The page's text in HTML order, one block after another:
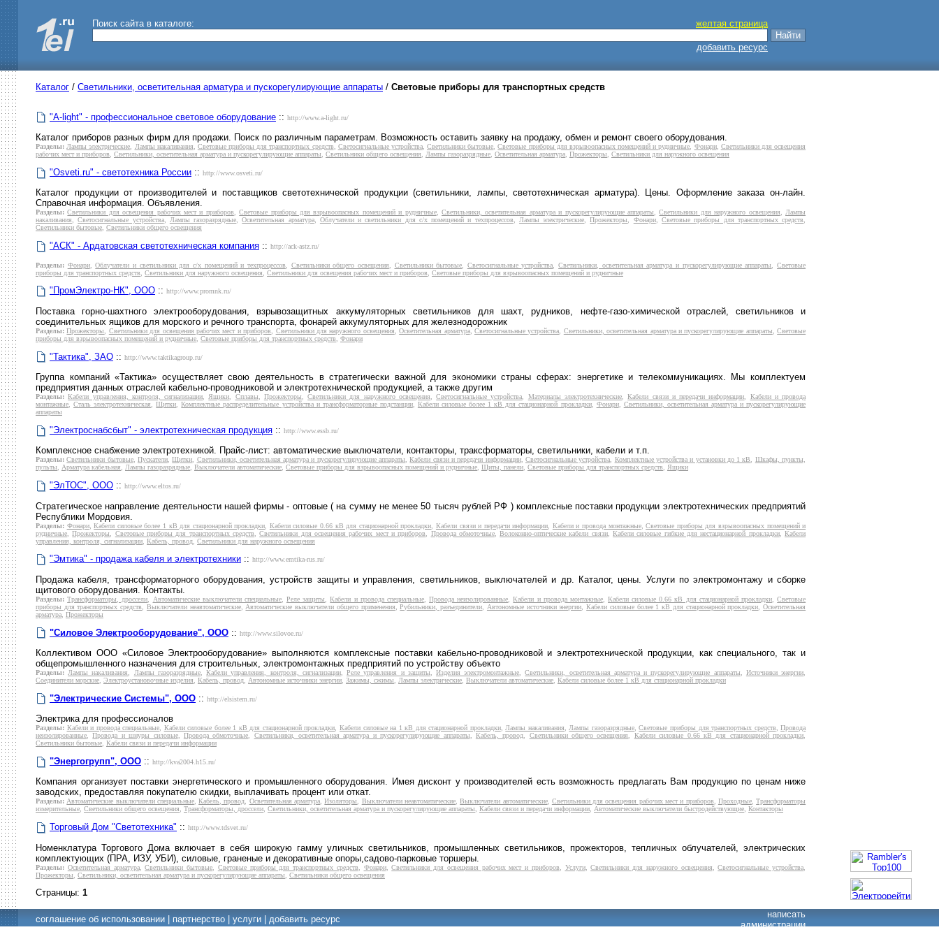
Поиск сайта в каталоге: желтая страница
добавить ресурс
Каталог / Светильники, осветительная арматура и пускорегулирующие аппараты / Световые приборы для транспортных средств
"A-light" - профессиональное световое оборудование :: http://www.a-light.ru/
Каталог приборов разных фирм для продажи. Поиск по различным параметрам. Возможность оставить заявку на продажу, обмен и ремонт своего оборудования.
Разделы: Лампы электрические, Лампы накаливания, Световые приборы для транспортных средств, Светосигнальные устройства,Светильники бытовые,Световые приборы для взрывоопасных помещений и рудничные, Фонари, Светильники для освещения
рабочих мест и приборов, Светильники, осветительная арматура и пускорегулирующие аппараты, Светильники общего освещения, Лампы газоразрядные, Осветительная арматура, Прожекторы, Светильники для наружного освещения
"Osveti.ru" - светотехника России :: http://www.osveti.ru/
Каталог продукции от производителей и поставщиков светотехнической продукции (светильники, лампы, светотехническая арматура). Цены. Оформление заказа он-лайн.
Справочная информация. Объявления.
Разделы: Светильники для освещения рабочих мест и приборов,Световые приборы для взрывоопасных помещений и рудничные,Светильники, осветительная арматура и пускорегулирующие аппараты,Светильники для наружного освещения,Лампы
накаливания,Светосигнальные устройства, Лампы газоразрядные,Осветительная арматура, Облучатели и светильники для с/х помещений и техпроцессов, Лампы электрические,Прожекторы, Фонари,Световые приборы для транспортных средств,
Светильники бытовые, Светильники общего освещения
"АСК" - Ардатовская светотехническая компания :: http://ack-astz.ru/
Разделы: Фонари,Облучатели и светильники для с/х помещений и техпроцессов, Светильники общего освещения Светильники бытовые Светосигнальные устройства ,Светильники, осветительная арматура и пускорегулирующие аппараты ,Световые
приборы для транспортных средств Светильники для наружного освещения Светильники для освещения рабочих мест и приборов Световые приборы для взрывоопасных помещений и рудничные
"ПромЭлектро-НК", ООО :: http://www.promnk.ru/
Поставка горно-шахтного электрооборудования, взрывозащитных аккумуляторных светильников для шахт, рудников, нефте-газо-химической отраслей, светильников и
соединительных ящиков для морского и речного транспорта, фонарей аккумуляторных для железнодорожник
Разделы: Прожекторы Светильники для освещения рабочих мест и приборов Светильники для наружного освещения ,Осветительная арматура, Светосигнальные устройства Светильники, осветительная арматура и пускорегулирующие аппараты ,Световые
приборы для взрывоопасных помещений и рудничные Световые приборы для транспортных средств Фонари
"Тактика", ЗАО :: http://www.taktikagroup.ru/
Группа компаний «Тактика» осуществляет свою деятельность в стратегически важной для экономики страны сферах: энергетике и телекоммуникациях. Мы комплектуем
предприятия данных отраслей кабельно-проводниковой и электротехнической продукцией, а также другим
Разделы: Кабели управления, контроля, сигнализации Ящики Сплавы Прожекторы ,Светильники для наружного освещения ,Светосигнальные устройства Материалы электротехнические,Кабели связи и передачи информации
Кабели и провода
монтажные ,Сталь электротехническая ,Щитки ,Комплектные распределительные устройства и трансформаторные подстанции, Кабели силовые более 1 кВ для стационарной прокладки, Фонари, Светильники, осветительная арматура и пускорегулирующие
аппараты
"Электроснабсбыт" - электротехническая продукция :: http://www.essb.ru/
Комплексное снабжение электротехникой. Прайс-лист: автоматические выключатели, контакторы, траксформаторы, светильники, кабели и т.п.
Разделы: Светильники бытовые, Пускатели,Щитки, Светильники, осветительная арматура и пускорегулирующие аппараты,Кабели связи и передачи информации, Светосигнальные устройства, Комплектные устройства и установки до 1 кВ, Шкафы, пункты,
пульты, Арматура кабельная, Лампы газоразрядные, Выключатели автоматические, Световые приборы для взрывоопасных помещений и рудничные, Щиты, панели, Световые приборы для транспортных средств, Ящики
"ЭлТОС", ООО :: http://www.eltos.ru/
Стратегическое направление деятельности нашей фирмы - оптовые ( на сумму не менее 50 тысяч рублей РФ ) комплексные поставки продукции электротехнических предприятий
Республики Мордовия.
Разделы: Фонари,Кабели силовые более 1 кВ для стационарной прокладки Кабели силовые 0.66 кВ для стационарной прокладки Кабели связи и передачи информации Кабели и провода монтажные,Световые приборы для взрывоопасных помещений и
рудничные ,Прожекторы Световые приборы для транспортных средств,Светильники для освещения рабочих мест и приборов Провода обмоточные,Волоконно-оптические кабели связи,Кабели силовые гибкие для нестационарной прокладки,Кабели
управления, контроля, сигнализации Кабель, провод Светильники для наружного освещения
"Эмтика" - продажа кабеля и электротехники :: http://www.emtika-rus.ru/
Продажа кабеля, трансформаторного оборудования, устройств защиты и управления, светильников, выключателей и др. Каталог, цены. Услуги по электромонтажу и сборке
щитового оборудования. Контакты.
Разделы: Трансформаторы, дроссели Автоматические выключатели специальные,Реле защиты ,Кабели и провода специальные,Провода неизолированные ,Кабели и провода монтажные,Кабели силовые 0.66 кВ для стационарной прокладки,Световые
приборы для транспортных средств
Выключатели неавтоматические, Автоматические выключатели общего применения ,Рубильники, разъединители Автономные источники энергии ,Кабели силовые более 1 кВ для стационарной прокладки ,Осветительная
арматура Прожекторы
"Силовое Электрооборудование", ООО :: http://www.silovoe.ru/
Коллективом ООО «Силовое Электрооборудование» выполняются комплексные поставки кабельно-проводниковой и электротехнической продукции, как специального, так и
общепромышленного назначения для строительных, электромонтажных предприятий по устройству объекто
Разделы: Лампы накаливания Лампы газоразрядные,Кабели управления, контроля, сигнализации,Реле управления и защиты ,Изделия электромонтажные ,Светильники, осветительная арматура и пускорегулирующие аппараты Источники энергии
Соединители морские Электроустановочные изделия Кабель, провод Автономные источники энергии Зажимы, сжимы Лампы электрические Выключатели автоматические Кабели силовые более 1 кВ для стационарной прокладки
"Электрические Системы", ООО :: http://elsistem.ru/
Электрика для профессионалов
Разделы: Кабели и провода специальные Кабели силовые более 1 кВ для стационарной прокладки Кабели силовые на 1 кВ для стационарной прокладки, Лампы накаливания Лампы газоразрядные,Световые приборы для транспортных средств,Провода
неизолированные ,Провода и шнуры силовые, Провода обмоточные Светильники, осветительная арматура и пускорегулирующие аппараты Кабель, провод Светильники общего освещения Кабели силовые 0.66 кВ для стационарной прокладки
Светильники бытовые Кабели связи и передачи информации
"Энергогрупп", ООО :: http://kva2004.h15.ru/
Компания организует поставки энергетического и промышленного оборудования. Имея дисконт у производителей есть возможность предлагать Вам продукцию по ценам ниже
заводских, предоставляя покупателю скидки, выплачивать процент или откат.
Разделы: Автоматические выключатели специальные,Кабель, провод, Осветительная арматура,Изоляторы, Выключатели неавтоматические,Выключатели автоматические, Светильники для освещения рабочих мест и приборов, Проходные,Трансформаторы
измерительные, Светильники общего освещения, Трансформаторы, дроссели, Светильники, осветительная арматура и пускорегулирующие аппараты, Кабели связи и передачи информации, Автоматические выключатели быстродействующие, Контакторы
Торговый Дом "Светотехника" :: http://www.tdsvet.ru/
Номенклатура Торгового Дома включает в себя широкую гамму уличных светильников, промышленных светильников, прожекторов, тепличных облучателей, электрических
комплектующих (ПРА, ИЗУ, УБИ), силовые, граненые и декоративные опоры,садово-парковые торшеры.
Разделы: Осветительная арматура,Светильники бытовые Световые приборы для транспортных средств, Фонари,Светильники для освещения рабочих мест и приборов, Услуги,Светильники для наружного освещения ,Светосигнальные устройства
Прожекторы
Светильники, осветительная арматура и пускорегулирующие аппараты Светильники общего освещения
Страницы: 1
соглашение об использовании партнерство услуги добавить ресурс
написать
администрации